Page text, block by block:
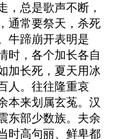
，总是歌声不断，
通常要祭天，杀死
牛蹄崩开表明是
时，各个加长各自
加长死，夏天用冰
人。往往隆重哀
本来划属玄菟。汉
东部少数族。夫余
时高句丽、鲜卑都